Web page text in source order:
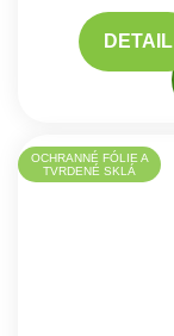
DETAIL
OCHRANNÉ FÓLIE A
TVRDENÉ SKLÁ